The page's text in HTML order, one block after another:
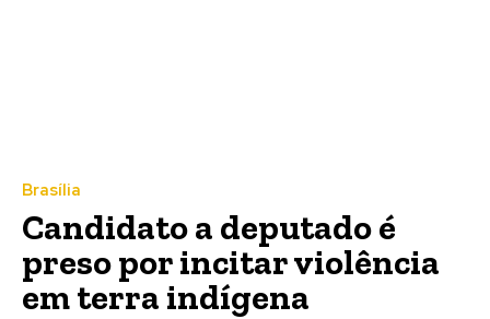
Brasília
Candidato a deputado é
preso por incitar violência
em terra indígena